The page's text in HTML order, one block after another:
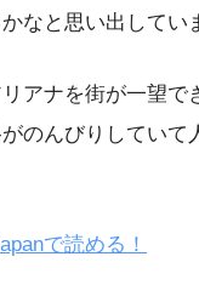
なと思い出してい
アナを街が一望で
のんびりしていて
で読める！